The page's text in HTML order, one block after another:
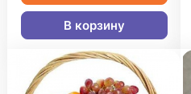
В корзину